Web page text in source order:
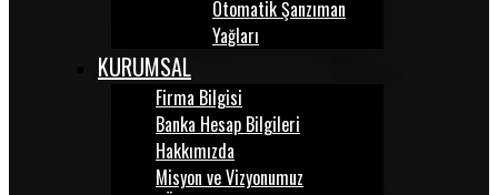
Otomatik Şanzıman
Yağları
KURUMSAL
Firma Bilgisi
Banka Hesap Bilgileri
Hakkımızda
Misyon ve Vizyonumuz